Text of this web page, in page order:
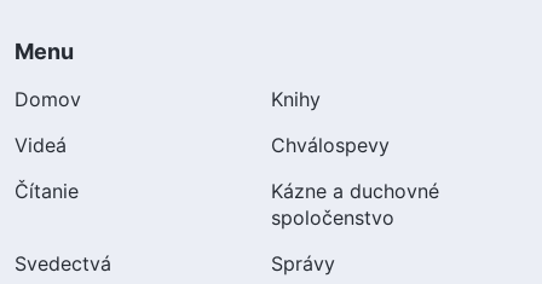
Menu
Domov
Knihy
Videá
Chválospevy
Čítanie
Kázne a duchovné
spoločenstvo
Svedectvá
Správy